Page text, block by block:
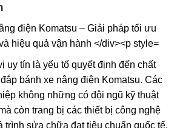
uy tín là yếu tố quyết định đến chất
bánh xe nâng điện Komatsu. Các
không những có đội ngũ kỹ thuật
còn trang bị các thiết bị công nghệ
trình sửa chữa đạt tiêu chuẩn quốc tế.